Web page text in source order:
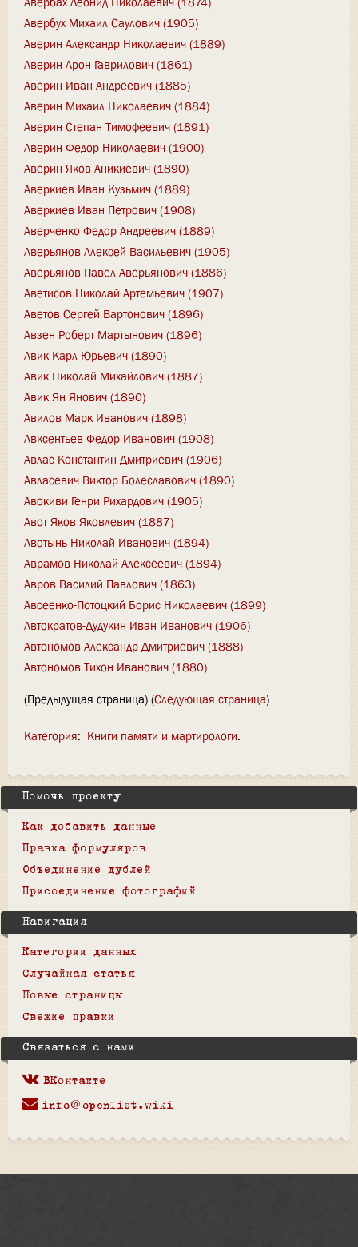
Авербух Михаил Саулович (1905)
Аверин Александр Николаевич (1889)
Аверин Арон Гаврилович (1861)
Аверин Иван Андреевич (1885)
Аверин Михаил Николаевич (1884)
Аверин Степан Тимофеевич (1891)
Аверин Федор Николаевич (1900)
Аверин Яков Аникиевич (1890)
Аверкиев Иван Кузьмич (1889)
Аверкиев Иван Петрович (1908)
Аверченко Федор Андреевич (1889)
Аверьянов Алексей Васильевич (1905)
Аверьянов Павел Аверьянович (1886)
Аветисов Николай Артемьевич (1907)
Аветов Сергей Вартонович (1896)
Авзен Роберт Мартынович (1896)
Авик Карл Юрьевич (1890)
Авик Николай Михайлович (1887)
Авик Ян Янович (1890)
Авилов Марк Иванович (1898)
Авксентьев Федор Иванович (1908)
Авлас Константин Дмитриевич (1906)
Авласевич Виктор Болеславович (1890)
Авокиви Генри Рихардович (1905)
Авот Яков Яковлевич (1887)
Авотынь Николай Иванович (1894)
Аврамов Николай Алексеевич (1894)
Авров Василий Павлович (1863)
Авсеенко-Потоцкий Борис Николаевич (1899)
Автократов-Дудукин Иван Иванович (1906)
Автономов Александр Дмитриевич (1888)
Автономов Тихон Иванович (1880)
(Предыдущая страница) (Следующая страница)
Категория: Книги памяти и мартирологи
Помочь проекту
Как добавить данные
Правка формуляров
Объединение дублей
Присоединение фотографий
Навигация
Категории данных
Случайная статья
Новые страницы
Свежие правки
Связаться с нами
ВКонтакте
info@openlist.wiki